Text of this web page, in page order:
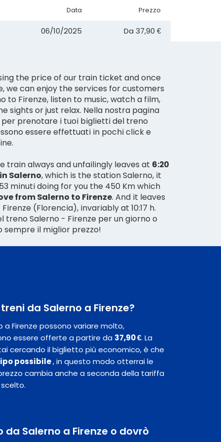
Data Prezzo
06/10/2025 Da 37,90 €
the price of our train ticket and once
we can enjoy the services for customers
to Firenze, listen to music, watch a film,
sights or just relax. Nella nostra pagina
prenotare i tuoi biglietti del treno
essere effettuati in pochi click e
train always and unfailingly leaves at 6:20
Salerno, which is the station Salerno, it
minuti doing for you the 450 Km which
from Salerno to Firenze. And it leaves
(Florencia), invariably at 10:17 h.
treno Salerno - Firenze per un giorno o
sempre il miglior prezzo!
da Salerno a Firenze?
a Firenze possono variare molto,
essere offerte a partire da 37,90 €. La
cercando il biglietto più economico, è che
possibile, in questo modo otterrai le
cambia anche a seconda della tariffa
Salerno a Firenze o dovrò